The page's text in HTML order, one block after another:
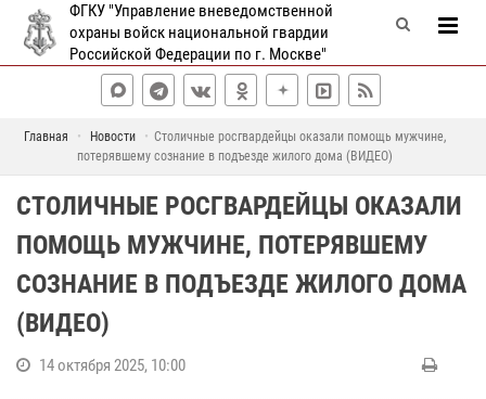
ФГКУ "Управление вневедомственной
охраны войск национальной гвардии
Российской Федерации по г. Москве"
Главная Новости
Столичные росгвардейцы оказали помощь мужчине,
потерявшему сознание в подъезде жилого дома (ВИДЕО)
СТОЛИЧНЫЕ РОСГВАРДЕЙЦЫ ОКАЗАЛИ
ПОМОЩЬ МУЖЧИНЕ, ПОТЕРЯВШЕМУ
СОЗНАНИЕ В ПОДЪЕЗДЕ ЖИЛОГО ДОМА
(ВИДЕО)
14 октября 2025, 10:00